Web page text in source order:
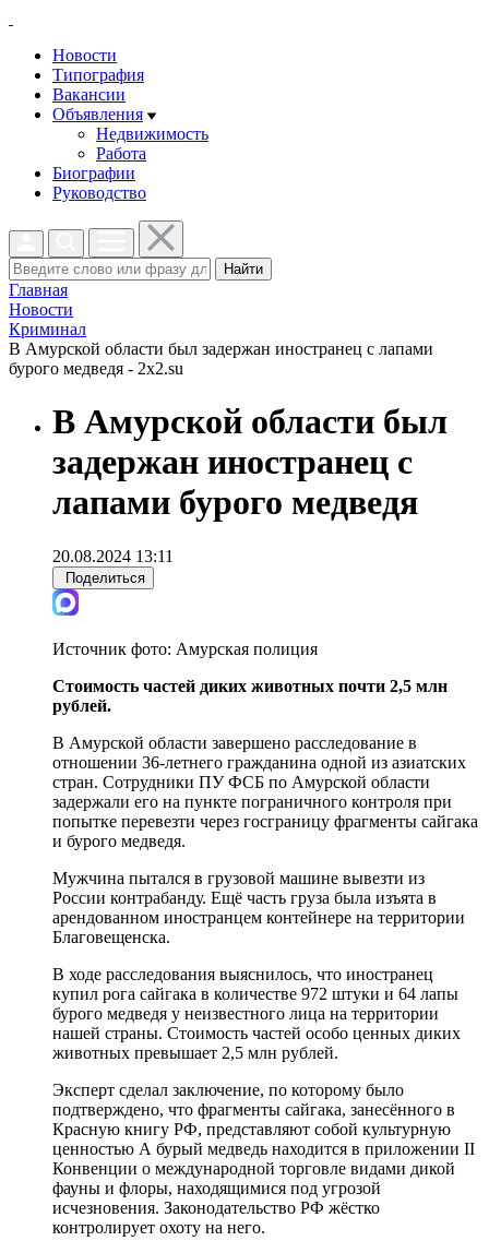
Новости
Типография
Вакансии
Объявления
Недвижимость
Работа
Биографии
Руководство
Найти
Главная
Новости
Криминал
В Амурской области был задержан иностранец с лапами
бурого медведя - 2x2.su
В Амурской области был
задержан иностранец с
лапами бурого медведя
20.08.2024 13:11
Поделиться
Источник фото: Амурская полиция
Стоимость частей диких животных почти 2,5 млн
рублей.
В Амурской области завершено расследование в
отношении 36-летнего гражданина одной из азиатских
стран. Сотрудники ПУ ФСБ по Амурской области
задержали его на пункте пограничного контроля при
попытке перевезти через госграницу фрагменты сайгака
и бурого медведя.
Мужчина пытался в грузовой машине вывезти из
России контрабанду. Ещё часть груза была изъята в
арендованном иностранцем контейнере на территории
Благовещенска.
В ходе расследования выяснилось, что иностранец
купил рога сайгака в количестве 972 штуки и 64 лапы
бурого медведя у неизвестного лица на территории
нашей страны. Стоимость частей особо ценных диких
животных превышает 2,5 млн рублей.
Эксперт сделал заключение, по которому было
подтверждено, что фрагменты сайгака, занесённого в
Красную книгу РФ, представляют собой культурную
ценностью А бурый медведь находится в приложении II
Конвенции о международной торговле видами дикой
фауны и флоры, находящимися под угрозой
исчезновения. Законодательство РФ жёстко
контролирует охоту на него.